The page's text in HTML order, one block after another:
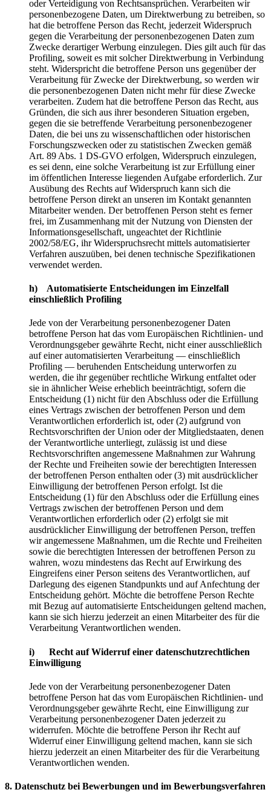
oder Verteidigung von Rechtsansprüchen. Verarbeiten wir
personenbezogene Daten, um Direktwerbung zu betreiben, so
hat die betroffene Person das Recht, jederzeit Widerspruch
gegen die Verarbeitung der personenbezogenen Daten zum
Zwecke derartiger Werbung einzulegen. Dies gilt auch für das
Profiling, soweit es mit solcher Direktwerbung in Verbindung
steht. Widerspricht die betroffene Person uns gegenüber der
Verarbeitung für Zwecke der Direktwerbung, so werden wir
die personenbezogenen Daten nicht mehr für diese Zwecke
verarbeiten. Zudem hat die betroffene Person das Recht, aus
Gründen, die sich aus ihrer besonderen Situation ergeben,
gegen die sie betreffende Verarbeitung personenbezogener
Daten, die bei uns zu wissenschaftlichen oder historischen
Forschungszwecken oder zu statistischen Zwecken gemäß
Art. 89 Abs. 1 DS-GVO erfolgen, Widerspruch einzulegen,
es sei denn, eine solche Verarbeitung ist zur Erfüllung einer
im öffentlichen Interesse liegenden Aufgabe erforderlich. Zur
Ausübung des Rechts auf Widerspruch kann sich die
betroffene Person direkt an unseren im Kontakt genannten
Mitarbeiter wenden. Der betroffenen Person steht es ferner
frei, im Zusammenhang mit der Nutzung von Diensten der
Informationsgesellschaft, ungeachtet der Richtlinie
2002/58/EG, ihr Widerspruchsrecht mittels automatisierter
Verfahren auszuüben, bei denen technische Spezifikationen
verwendet werden.
h) Automatisierte Entscheidungen im Einzelfall
einschließlich Profiling
Jede von der Verarbeitung personenbezogener Daten
betroffene Person hat das vom Europäischen Richtlinien- und
Verordnungsgeber gewährte Recht, nicht einer ausschließlich
auf einer automatisierten Verarbeitung — einschließlich
Profiling — beruhenden Entscheidung unterworfen zu
werden, die ihr gegenüber rechtliche Wirkung entfaltet oder
sie in ähnlicher Weise erheblich beeinträchtigt, sofern die
Entscheidung (1) nicht für den Abschluss oder die Erfüllung
eines Vertrags zwischen der betroffenen Person und dem
Verantwortlichen erforderlich ist, oder (2) aufgrund von
Rechtsvorschriften der Union oder der Mitgliedstaaten, denen
der Verantwortliche unterliegt, zulässig ist und diese
Rechtsvorschriften angemessene Maßnahmen zur Wahrung
der Rechte und Freiheiten sowie der berechtigten Interessen
der betroffenen Person enthalten oder (3) mit ausdrücklicher
Einwilligung der betroffenen Person erfolgt. Ist die
Entscheidung (1) für den Abschluss oder die Erfüllung eines
Vertrags zwischen der betroffenen Person und dem
Verantwortlichen erforderlich oder (2) erfolgt sie mit
ausdrücklicher Einwilligung der betroffenen Person, treffen
wir angemessene Maßnahmen, um die Rechte und Freiheiten
sowie die berechtigten Interessen der betroffenen Person zu
wahren, wozu mindestens das Recht auf Erwirkung des
Eingreifens einer Person seitens des Verantwortlichen, auf
Darlegung des eigenen Standpunkts und auf Anfechtung der
Entscheidung gehört. Möchte die betroffene Person Rechte
mit Bezug auf automatisierte Entscheidungen geltend machen,
kann sie sich hierzu jederzeit an einen Mitarbeiter des für die
Verarbeitung Verantwortlichen wenden.
i) Recht auf Widerruf einer datenschutzrechtlichen
Einwilligung
Jede von der Verarbeitung personenbezogener Daten
betroffene Person hat das vom Europäischen Richtlinien- und
Verordnungsgeber gewährte Recht, eine Einwilligung zur
Verarbeitung personenbezogener Daten jederzeit zu
widerrufen. Möchte die betroffene Person ihr Recht auf
Widerruf einer Einwilligung geltend machen, kann sie sich
hierzu jederzeit an einen Mitarbeiter des für die Verarbeitung
Verantwortlichen wenden.
8. Datenschutz bei Bewerbungen und im Bewerbungsverfahren